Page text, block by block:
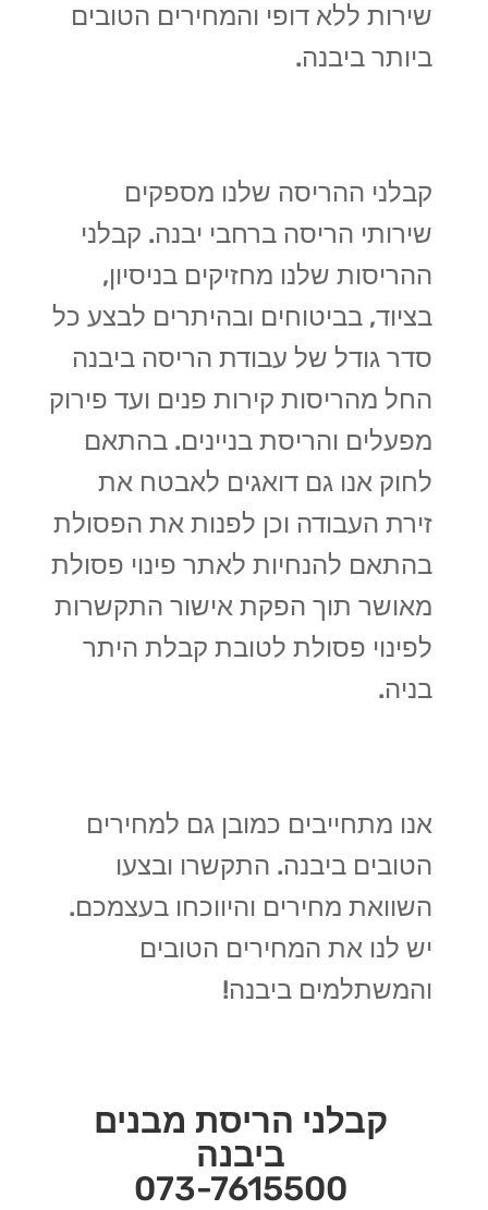
שירות ללא דופי והמחירים הטובים
ביותר ביבנה.
קבלני ההריסה שלנו מספקים
שירותי הריסה ברחבי יבנה. קבלני
ההריסות שלנו מחזיקים בניסיון,
בציוד, בביטוחים ובהיתרים לבצע כל
סדר גודל של עבודת הריסה ביבנה
החל מהריסות קירות פנים ועד פירוק
מפעלים והריסת בניינים. בהתאם
לחוק אנו גם דואגים לאבטח את
זירת העבודה וכן לפנות את הפסולת
בהתאם להנחיות לאתר פינוי פסולת
מאושר תוך הפקת אישור התקשרות
לפינוי פסולת לטובת קבלת היתר
בניה.
אנו מתחייבים כמובן גם למחירים
הטובים ביבנה. התקשרו ובצעו
השוואת מחירים והיווכחו בעצמכם.
יש לנו את המחירים הטובים
והמשתלמים ביבנה!
קבלני הריסת מבנים
ביבנה
073-7615500